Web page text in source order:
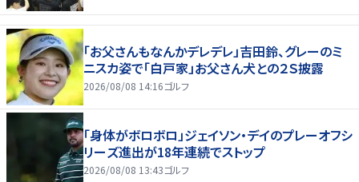
「お父さんもなんかデレデレ」吉田鈴、グレーのミ
ニスカ姿で「白戸家」お父さん犬との２Ｓ披露
2026/08/08 14:16ゴルフ
「身体がボロボロ」ジェイソン・デイのプレーオフシ
リーズ進出が18年連続でストップ
2026/08/08 13:43ゴルフ